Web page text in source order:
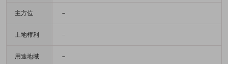
主方位 －
土地権利 －
用途地域 －